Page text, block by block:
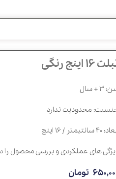
ندارد
و بررسی محصول را در بخش